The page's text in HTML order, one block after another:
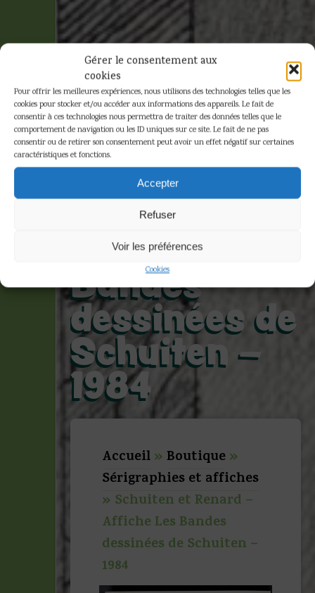
Gérer le consentement aux
cookies
Pour offrir les meilleures expériences, nous utilisons des technologies telles que les
cookies pour stocker et/ou accéder aux informations des appareils. Le fait de
consentir à ces technologies nous permettra de traiter des données telles que le
comportement de navigation ou les ID uniques sur ce site. Le fait de ne pas
consentir ou de retirer son consentement peut avoir un effet négatif sur certaines
caractéristiques et fonctions.
Accepter
Refuser
Voir les préférences
Cookies
Schuiten et
Renard –
Affiche Les
Bandes
dessinées de
Schuiten –
1984
Accueil»Boutique»
Sérigraphies et affiches
» Schuiten et Renard –
Affiche Les Bandes
dessinées de Schuiten –
1984